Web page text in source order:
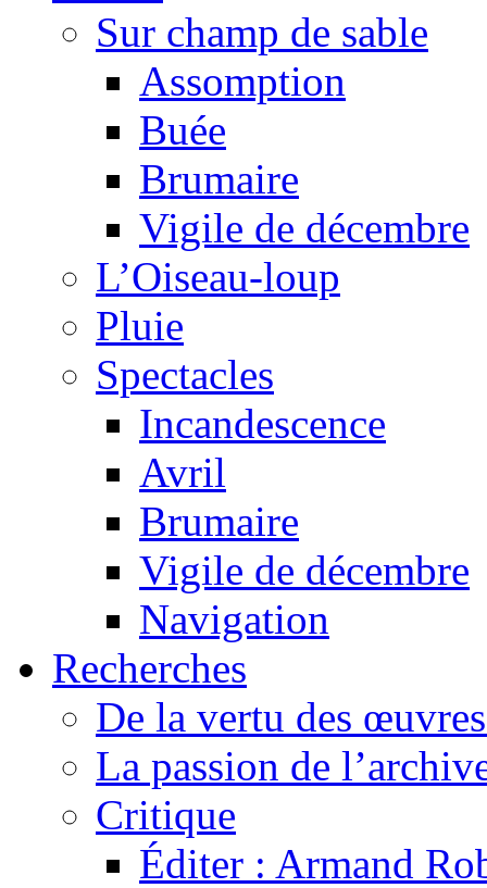
Sur champ de sable
Assomption
Buée
Brumaire
Vigile de décembre
L’Oiseau-loup
Pluie
Spectacles
Incandescence
Avril
Brumaire
Vigile de décembre
Navigation
Recherches
De la vertu des
La passion de
Critique
Éditer : Armand